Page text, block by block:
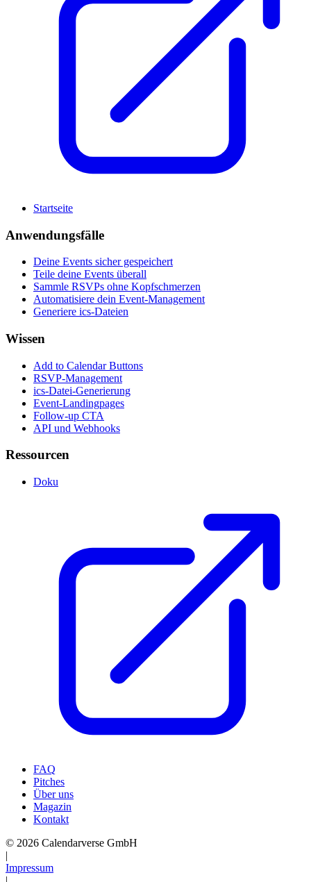
Startseite
Anwendungsfälle
Deine Events sicher gespeichert
Teile deine Events überall
Sammle RSVPs ohne Kopfschmerzen
Automatisiere dein Event-Management
Generiere ics-Dateien
Wissen
Add to Calendar Buttons
RSVP-Management
ics-Datei-Generierung
Event-Landingpages
Follow-up CTA
API und Webhooks
Ressourcen
Doku
FAQ
Pitches
Über uns
Magazin
Kontakt
© 2026 Calendarverse GmbH
|
Impressum